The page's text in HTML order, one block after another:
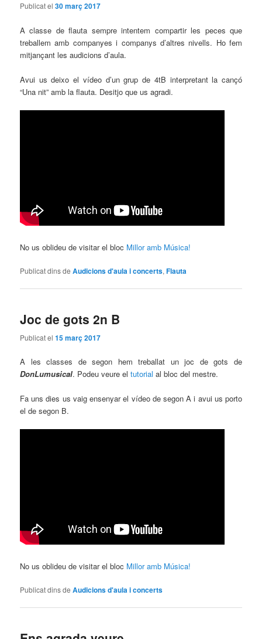
Publicat el30 març 2017
A classe de flauta sempre intentem compartir les peces que
treballem amb companyes i companys d’altres nivells. Ho fem
mitjançant les audicions d’aula.
Avui us deixo el vídeo d’un grup de 4tB interpretant la cançó
“Una nit” amb la flauta. Desitjo que us agradi.
No us oblideu de visitar el bloc Millor amb Música!
Publicat dins de Audicions d'aula i concerts,Flauta
Joc de gots 2n B
Publicat el15 març 2017
A les classes de segon hem treballat un joc de gots de
DonLumusical. Podeu veure eltutorialal bloc del mestre.
Fa uns dies us vaig ensenyar el vídeo de segon A i avui us porto
el de segon B.
No us oblideu de visitar el bloc Millor amb Música!
Publicat dins de Audicions d'aula i concerts